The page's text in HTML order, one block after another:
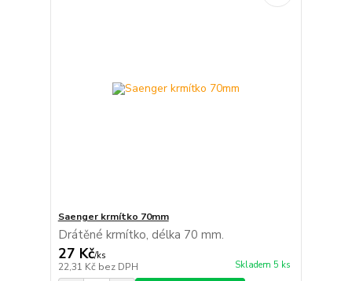
Saenger krmítko 70mm
Drátěné krmítko, délka 70 mm.
27 Kč/ks
22,31 Kč bez DPH Skladem 5 ks